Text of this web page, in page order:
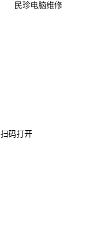
民珍电脑维修
扫码打开